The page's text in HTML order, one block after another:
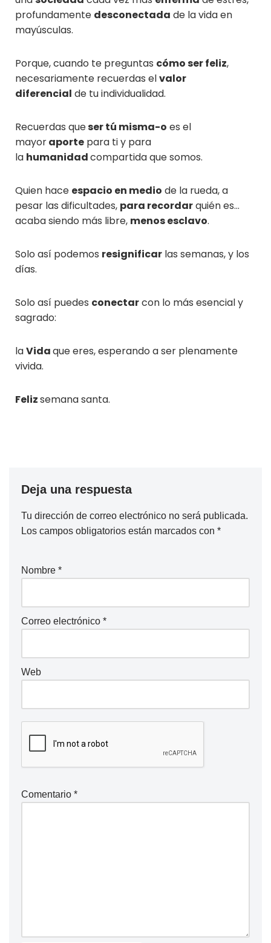
profundamente desconectada de la vida en
mayúsculas.
Porque, cuando te preguntas cómo ser feliz,
necesariamente recuerdas elvalor
diferencial de tu individualidad.
Recuerdas queser tú misma-o es el
mayoraporte para ti y para
la humanidadcompartida que somos.
Quien hace espacio en medio de la rueda, a
pesar las dificultades, para recordarquién es…
acaba siendo más libre, menos esclavo.
Solo así podemos resignificar las semanas, y los
días.
Solo así puedes conectarcon lo más esencial y
sagrado:
laVidaque eres, esperando a ser plenamente
vivida.
Felizsemana santa.
Deja una respuesta
Tu dirección de correo electrónico no será publicada.
Los campos obligatorios están marcados con *
Nombre *
Correo electrónico *
Web
Comentario *